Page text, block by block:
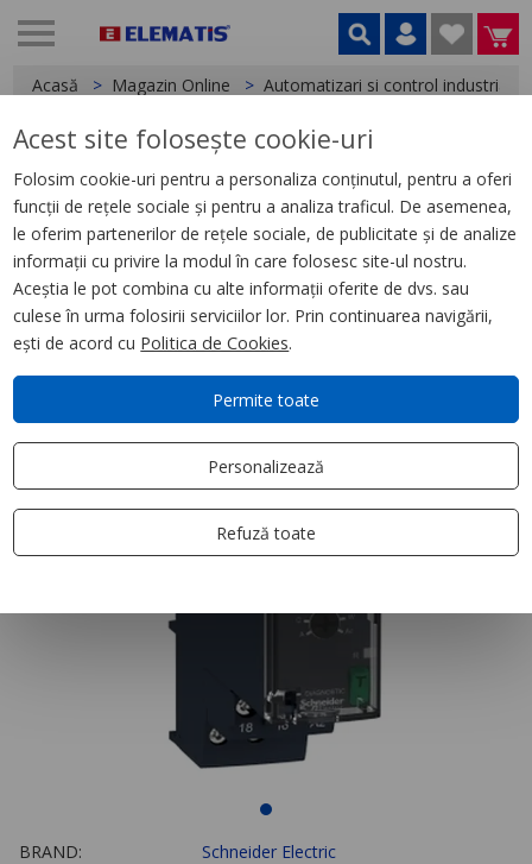
Acasă Magazin Online Automatizari si control industrial
< Relee
Releu de Timp, 0.05S300H,
24240V Ac/Dc, 1C/O
BRAND:
Schneider Electric
Acest site folosește cookie-uri
Folosim cookie-uri pentru a personaliza conținutul, pentru a oferi
funcții de rețele sociale și pentru a analiza traficul. De asemenea,
le oferim partenerilor de rețele sociale, de publicitate și de analize
informații cu privire la modul în care folosesc site-ul nostru.
Aceștia le pot combina cu alte informații oferite de dvs. sau
culese în urma folosirii serviciilor lor. Prin continuarea navigării,
ești de acord cu Politica de Cookies.
Permite toate
Personalizează
Refuză toate